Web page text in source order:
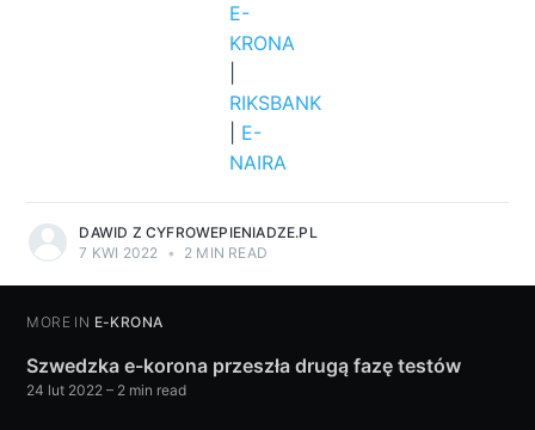
E-
KRONA
RIKSBANK
E-
NAIRA
DAWID Z CYFROWEPIENIADZE.PL
7 KWI 2022 • 2 MIN READ
MORE IN E-KRONA
Szwedzka e-korona przeszła drugą fazę testów
24 lut 2022 – 2 min read